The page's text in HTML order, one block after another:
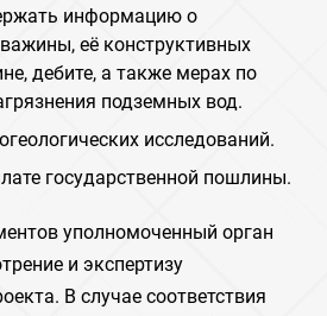
информацию о
её конструктивных
дебите, а также мерах по
подземных вод.
исследований.
государственной пошлины.
уполномоченный орган
и экспертизу
В случае соответствия